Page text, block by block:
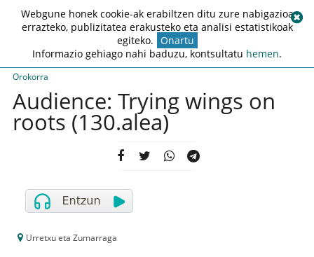
Orokorra
Audience: Trying wings on
roots (130.alea)
Urretxu eta Zumarraga
Webgune honek cookie-ak erabiltzen ditu zure nabigazioa
errazteko, publizitatea erakusteko eta analisi estatistikoak
egiteko. Onartu
Informazio gehiago nahi baduzu, kontsultatu hemen.